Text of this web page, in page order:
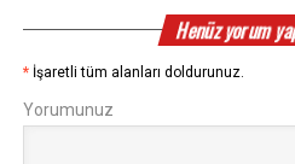
Henüz yorum
* İşaretli tüm alanları doldurunuz.
Yorumunuz